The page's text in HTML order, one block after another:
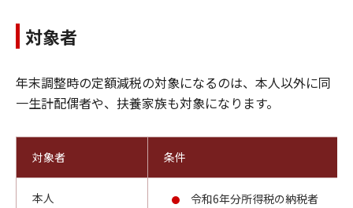
対象者
年末調整時の定額減税の対象になるのは、本人以外に同
一生計配偶者や、扶養家族も対象になります。
対象者 条件
本人
令和6年分所得税の納税者